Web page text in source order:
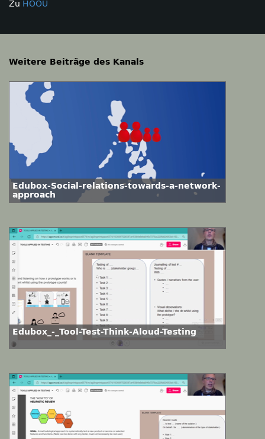
Zu HOOU
Weitere Beiträge des Kanals
Edubox-Social-relations-towards-a-network-
approach
Edubox_-_Tool-Test-Think-Aloud-Testing